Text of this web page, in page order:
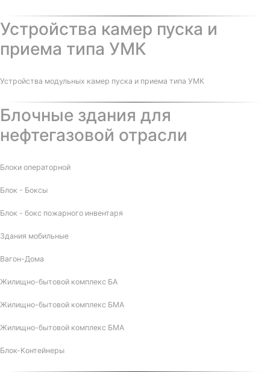
Устройства камер пуска и
приема типа УМК
Устройства модульных камер пуска и приема типа УМК
Блочные здания для
нефтегазовой отрасли
Блоки операторной
Блок - Боксы
Блок - бокс пожарного инвентаря
Здания мобильные
Вагон-Дома
Жилищно-бытовой комплекс БА
Жилищно-бытовой комплекс БМА
Жилищно-бытовой комплекс БМА
Блок-Контейнеры